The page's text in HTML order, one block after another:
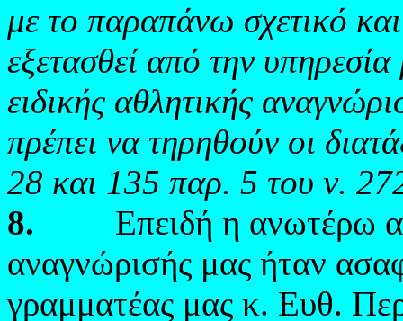
με το παραπάνω σχετικό
εξετασθεί από την
ειδικής αθλητικής
πρέπει να τηρηθούν οι
28 και 135 παρ. 5 του ν.
8. Επειδή η ανωτέρω
αναγνώρισής μας ήταν
γραμματέας μας κ. Ευθ.